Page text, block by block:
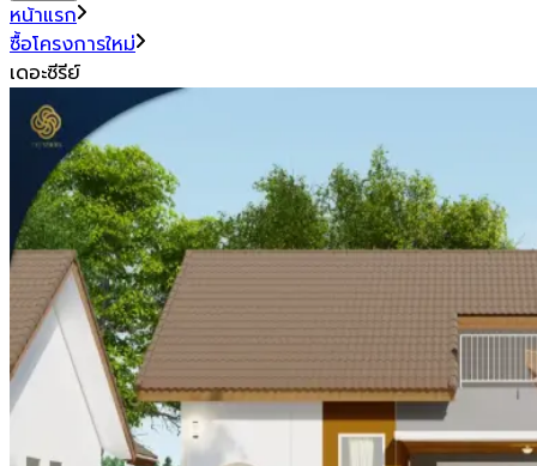
หน้าแรก
ซื้อโครงการใหม่
เดอะซีรีย์